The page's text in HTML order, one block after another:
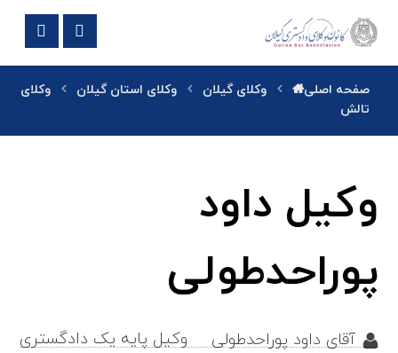
صفحه اصلی وکلای گیلان وکلای استان گیلان
وکلای
تالش
وکیل داود
پوراحدطولی
آقای داود پوراحدطولی
وکیل پایه یک دادگستری